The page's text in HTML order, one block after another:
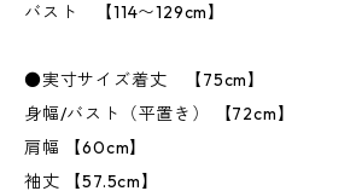
バスト 【114〜129cm】
●実寸サイズ着丈 【75cm】
身幅/バスト（平置き） 【72cm】
肩幅 【60cm】
袖丈 【57.5cm】